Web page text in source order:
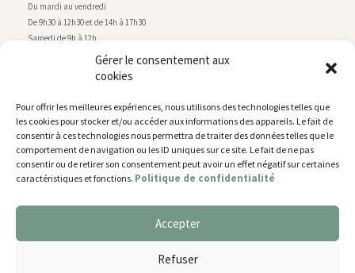
Gérer le consentement aux
cookies
Pour offrir les meilleures expériences, nous utilisons des technologies telles que
les cookies pour stocker et/ou accéder aux informations des appareils. Le fait de
consentir à ces technologies nous permettra de traiter des données telles que le
comportement de navigation ou les ID uniques sur ce site. Le fait de ne pas
consentir ou de retirer son consentement peut avoir un effet négatif sur certaines
caractéristiques et fonctions. Politique de confidentialité
Accepter
Refuser
Du mardi au vendredi
De 9h30 à 12h30 et de 14h à 17h30
Samedi de 9h à 12h
Service technique
rue de Montry–77700 Chessy
Tél. 01 60 43 52 63
Horaires d’ouverture
Lundi, mardi et jeudi
De 9h à 11h45 et de 14h30 à 17h30
Nous utilisons des cookies pour vous offrir la meilleure
You can find out more about which cookies we are using or